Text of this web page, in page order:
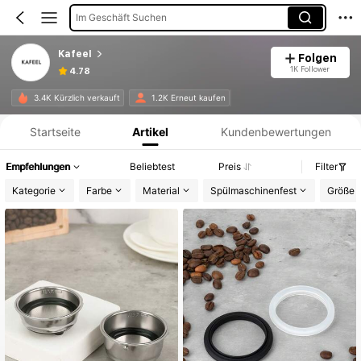
Im Geschäft Suchen
Kafeel
4.78
Folgen
1K Follower
3.4K Kürzlich verkauft 1.2K Erneut kaufen
Produktinformation: Preisangabe, Verkaufs- und Lagerbestandsdetails.
Startseite Artikel Kundenbewertungen
Empfehlungen Beliebtest Preis
Filter
Kategorie
Farbe Material Spülmaschinenfest Größe